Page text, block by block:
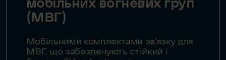
(МВГ)
Мобільними комплектами зв’язку для
МВГ, що забезпечують стійкий і